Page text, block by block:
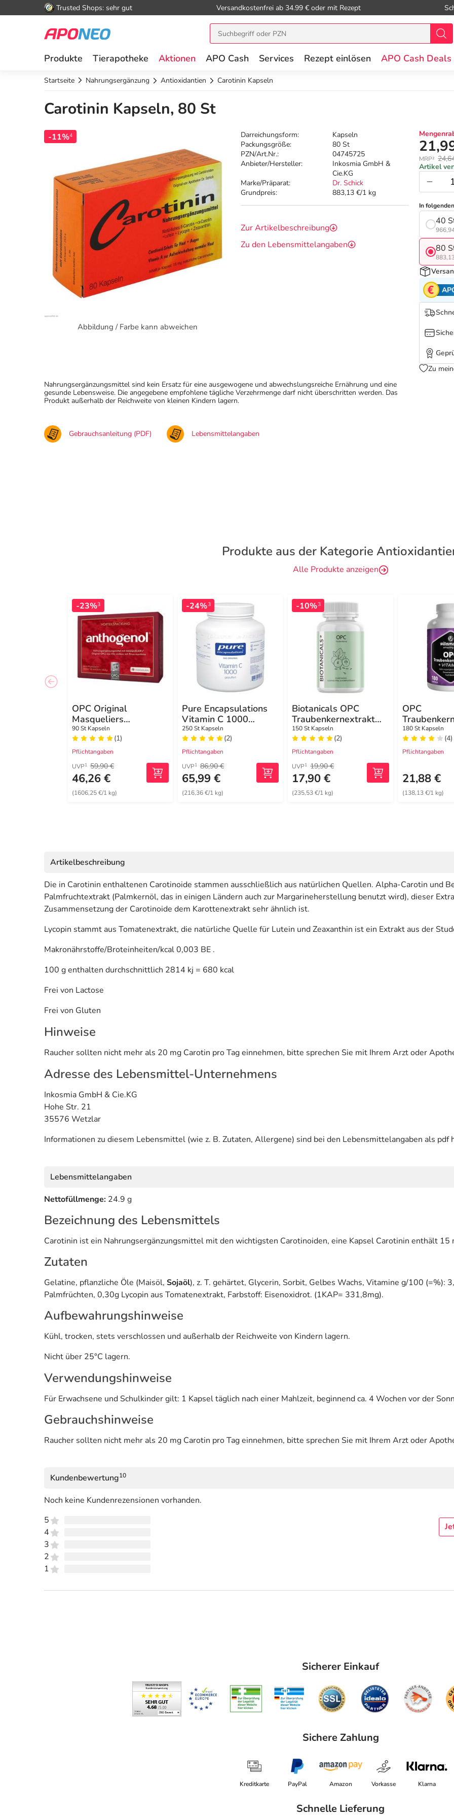
Trusted Shops: sehr gut Versandkostenfrei ab 34.99 € oder mit Rezept
Produkte Tierapotheke Aktionen APO Cash Services Rezept einlösen APO Cash Deals
Startseite Nahrungsergänzung Antioxidantien Carotinin Kapseln
Carotinin Kapseln, 80 St
-11%4
Abbildung / Farbe kann abweichen
Darreichungsform:
Kapseln
Packungsgröße:
80 St
PZN/Art.Nr.:
04745725
Anbieter/Hersteller:
Inkosmia GmbH &
Cie.KG
Marke/Präparat:
Dr. Schick
Grundpreis:
883,13 €/1 kg
Zur Artikelbeschreibung
Zu den Lebensmittelangaben
MRP²
Artikel
In
40
80
Zu
Nahrungsergänzungsmittel sind kein Ersatz für eine ausgewogene und abwechslungsreiche Ernährung und eine
gesunde Lebensweise. Die angegebene empfohlene tägliche Verzehrmenge darf nicht überschritten werden. Das
Produkt außerhalb der Reichweite von kleinen Kindern lagern.
Gebrauchsanleitung (PDF) Lebensmittelangaben
Produkte aus der Kategorie
Alle Produkte anzeigen
-23%3
OPC Original
Masqueliers
Anthogenol Kapseln
90 St Kapseln
(1)
Pflichtangaben
UVP1 59,90 €
46,26 €
(1606,25 €/1 kg)
-24%3
Pure Encapsulations
Vitamin C 1000
gepuffert Kapseln
250 St Kapseln
(2)
Pflichtangaben
UVP1 86,90 €
65,99 €
(216,36 €/1 kg)
-10%3
Biotanicals OPC
Traubenkernextrakt
Kapseln
150 St Kapseln
(2)
Pflichtangaben
UVP1 19,90 €
17,90 €
(235,53 €/1 kg)
OPC
hochdosiert
C Kapseln
180 St Kapseln
(4)
Pflichtangaben
21,88 €
(138,13 €/1 kg)
Artikelbeschreibung
Die in Carotinin enthaltenen Carotinoide stammen ausschließlich aus natürlichen Quellen. Alpha-Carotin und
Palmfruchtextrakt (Palmkernöl, das in einigen Ländern auch zur Margarineherstellung benutzt wird), dieser
Zusammensetzung der Carotinoide dem Karottenextrakt sehr ähnlich ist.
Lycopin stammt aus Tomatenextrakt, die natürliche Quelle für Lutein und Zeaxanthin ist ein Extrakt aus der
Makronährstoffe/Broteinheiten/kcal 0,003 BE .
100 g enthalten durchschnittlich 2814 kj = 680 kcal
Frei von Lactose
Frei von Gluten
Hinweise
Raucher sollten nicht mehr als 20 mg Carotin pro Tag einnehmen, bitte sprechen Sie mit Ihrem Arzt oder
Adresse des Lebensmittel-Unternehmens
Inkosmia GmbH & Cie.KG
Hohe Str. 21
35576 Wetzlar
Informationen zu diesem Lebensmittel (wie z. B. Zutaten, Allergene) sind bei den Lebensmittelangaben als pdf
Lebensmittelangaben
Nettofüllmenge: 24.9 g
Bezeichnung des Lebensmittels
Carotinin ist ein Nahrungsergänzungsmittel mit den wichtigsten Carotinoiden, eine Kapsel Carotinin enthält 15
Zutaten
Gelatine, pflanzliche Öle (Maisöl, Sojaöl), z. T. gehärtet, Glycerin, Sorbit, Gelbes Wachs, Vitamine g/100 (=%):
Palmfrüchten, 0,30g Lycopin aus Tomatenextrakt, Farbstoff: Eisenoxidrot. (1KAP= 331,8mg).
Aufbewahrungshinweise
Kühl, trocken, stets verschlossen und außerhalb der Reichweite von Kindern lagern.
Nicht über 25°C lagern.
Verwendungshinweise
Für Erwachsene und Schulkinder gilt: 1 Kapsel täglich nach einer Mahlzeit, beginnend ca. 4 Wochen vor der
Gebrauchshinweise
Raucher sollten nicht mehr als 20 mg Carotin pro Tag einnehmen, bitte sprechen Sie mit Ihrem Arzt oder
Kundenbewertung10
Noch keine Kundenrezensionen vorhanden.
5
4
3
2
1
Sicherer Einkauf
Sichere Zahlung
Kreditkarte PayPal Amazon Vorkasse Klarna
Schnelle Lieferung